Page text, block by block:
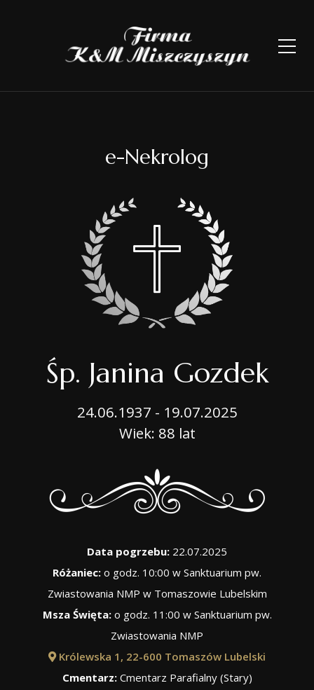
e-Nekrolog
Śp. Janina Gozdek
24.06.1937 - 19.07.2025
Wiek: 88 lat
Data pogrzebu: 22.07.2025
Różaniec: o godz. 10:00 w Sanktuarium pw.
Zwiastowania NMP w Tomaszowie Lubelskim
Msza Święta:o godz. 11:00 w Sanktuarium pw.
Zwiastowania NMP
Królewska 1, 22-600 Tomaszów Lubelski
Cmentarz:Cmentarz Parafialny (Stary)